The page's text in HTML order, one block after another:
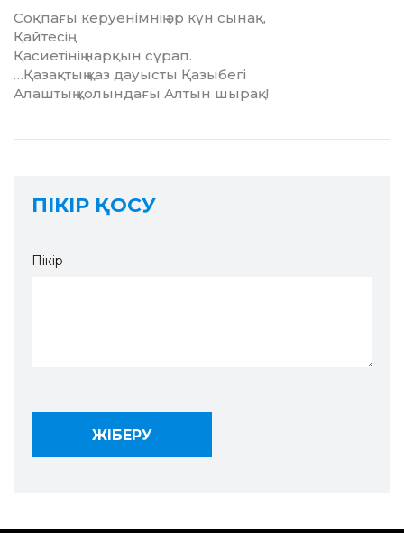
Соқпағы керуенімнің әр күн сынақ,
Қайтесің,
Қасиетінің нарқын сұрап.
…Қазақтың қаз дауысты Қазыбегі
Алаштың қолындағы Алтын шырақ!
ПІКІР ҚОСУ
Пікір